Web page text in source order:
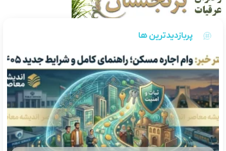
پربازدیدترین ها